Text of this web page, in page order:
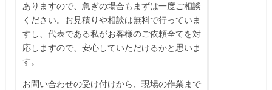
ありますので、急ぎの場合もまずは一度ご相談
ください。お見積りや相談は無料で行っていま
すし、代表である私がお客様のご依頼全てを対
応しますので、安心していただけるかと思いま
す。
お問い合わせの受け付けから、現場の作業まで